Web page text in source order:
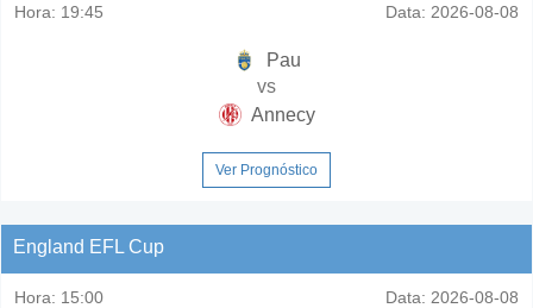
Hora: 19:45 Data: 2026-08-08
Pau
vs
Annecy
Ver Prognóstico
England EFL Cup
Hora: 15:00 Data: 2026-08-08